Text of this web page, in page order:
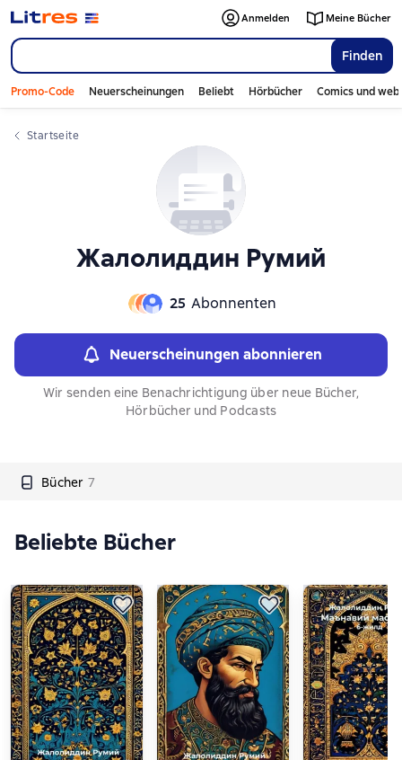
Finden
Anmelden Meine Bücher
Promo-Code Neuerscheinungen Beliebt Hörbücher Comics und
Startseite
Жалолиддин Румий
25 Abonnenten
Neuerscheinungen abonnieren
Wir senden eine Benachrichtigung über neue Bücher,
Hörbücher und Podcasts
Bücher 7
Слайдер с книгами
Beliebte Bücher